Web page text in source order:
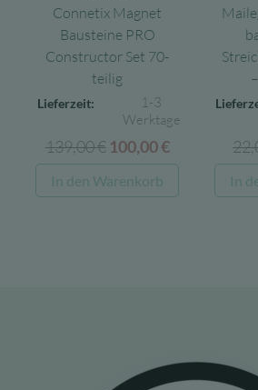
Connetix Magnet
Bausteine PRO
Constructor Set 70-
teilig
Lieferzeit:
1-3
Werktage
139,00€ Ursprünglicher
Preis
war:
100,00€Aktueller
Preis
ist:
In den Warenkorb In